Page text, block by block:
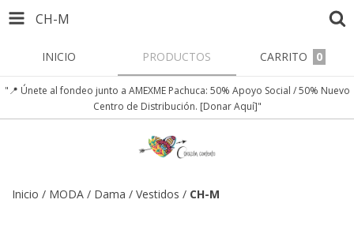
CH-M
INICIO PRODUCTOS CARRITO 0
"📍 Únete al fondeo junto a AMEXME Pachuca: 50% Apoyo Social / 50% Nuevo
Centro de Distribución. [Donar Aquí]"
Inicio / MODA / Dama / Vestidos / CH-M